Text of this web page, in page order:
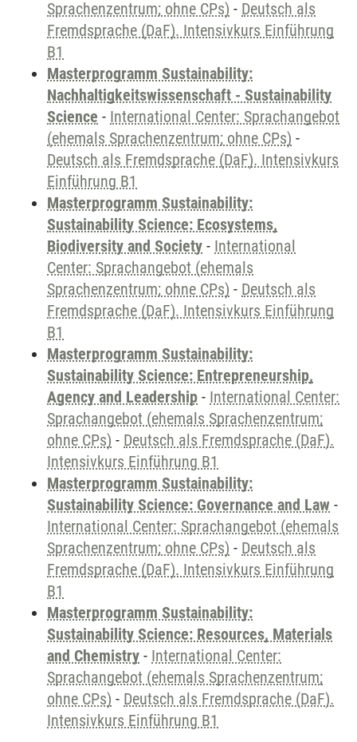
Sprachenzentrum; ohne CPs) - Deutsch als
Fremdsprache (DaF). Intensivkurs Einführung
B1
Masterprogramm Sustainability:
Nachhaltigkeitswissenschaft - Sustainability
Science - International Center: Sprachangebot
(ehemals Sprachenzentrum; ohne CPs) -
Deutsch als Fremdsprache (DaF). Intensivkurs
Einführung B1
Masterprogramm Sustainability:
Sustainability Science: Ecosystems,
Biodiversity and Society - International
Center: Sprachangebot (ehemals
Sprachenzentrum; ohne CPs) - Deutsch als
Fremdsprache (DaF). Intensivkurs Einführung
B1
Masterprogramm Sustainability:
Sustainability Science: Entrepreneurship,
Agency and Leadership - International Center:
Sprachangebot (ehemals Sprachenzentrum;
ohne CPs) - Deutsch als Fremdsprache (DaF).
Intensivkurs Einführung B1
Masterprogramm Sustainability:
Sustainability Science: Governance and Law -
International Center: Sprachangebot (ehemals
Sprachenzentrum; ohne CPs) - Deutsch als
Fremdsprache (DaF). Intensivkurs Einführung
B1
Masterprogramm Sustainability:
Sustainability Science: Resources, Materials
and Chemistry - International Center:
Sprachangebot (ehemals Sprachenzentrum;
ohne CPs) - Deutsch als Fremdsprache (DaF).
Intensivkurs Einführung B1